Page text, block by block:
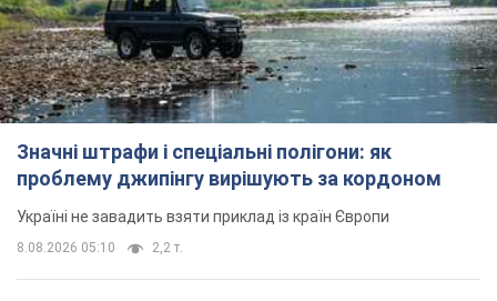
Значні штрафи і спеціальні полігони: як
проблему джипінгу вирішують за кордоном
Україні не завадить взяти приклад із країн Європи
8.08.2026 05:10 2,2 т.